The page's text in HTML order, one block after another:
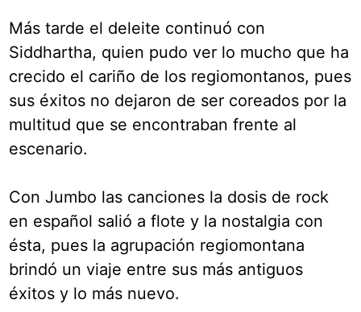
Más tarde el deleite continuó con
Siddhartha, quien pudo ver lo mucho que ha
crecido el cariño de los regiomontanos, pues
sus éxitos no dejaron de ser coreados por la
multitud que se encontraban frente al
escenario.
Con Jumbo las canciones la dosis de rock
en español salió a flote y la nostalgia con
ésta, pues la agrupación regiomontana
brindó un viaje entre sus más antiguos
éxitos y lo más nuevo.